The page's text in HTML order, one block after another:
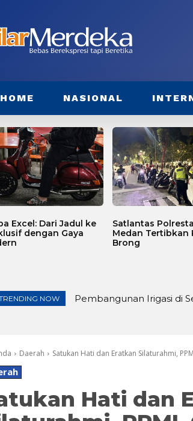
HOME NASIONAL
Excel: Dari Jadul ke
dengan Gaya
Satlantas
Medan Tertibkan
Brong
NOW Pembangunan Irigasi di
Lewat Tasyakuran KTP,
Daerah Satukan Hati dan Eratkan Silaturahmi,
Hati dan